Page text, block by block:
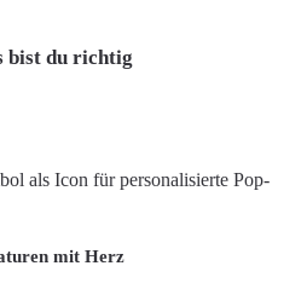
bist du richtig
mit Herz